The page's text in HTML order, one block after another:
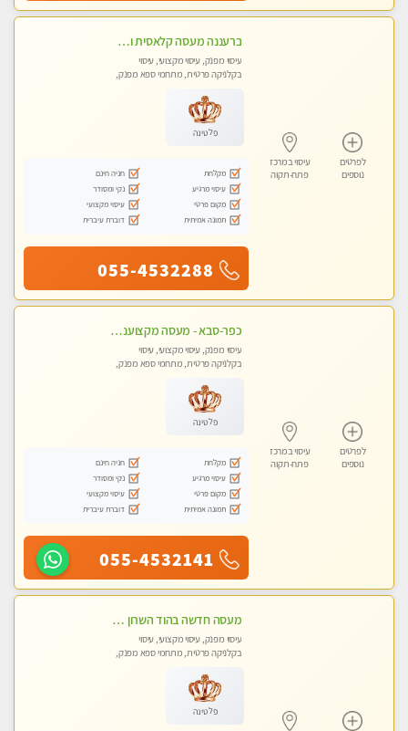
לפרטים
נוספים
עיסוי במרכז
פתח-תקוה
ברעננה מעסה קלאסית ומפנקת. highly recommended..new in the city
עיסוי מפנק, עיסוי מקצועי, עיסוי
בקלניקה פרטית, מתחמי ספא מפנק,
פלטינה
מקלחת
חניה חינם
עיסוי מרגיע
נקי ומסודר
מקום פרטי
עיסוי מקצועי
תמונה אמיתית
דוברת עיברית
055-4532288
לפרטים
נוספים
עיסוי במרכז
פתח-תקוה
כפר-סבא - מעסה מקצוענית אלופה-מומלץ לחלוטין!! מעסה מקצועית ואיכותית
עיסוי מפנק, עיסוי מקצועי, עיסוי
בקלניקה פרטית, מתחמי ספא מפנק,
פלטינה
מקלחת
חניה חינם
עיסוי מרגיע
נקי ומסודר
מקום פרטי
עיסוי מקצועי
תמונה אמיתית
דוברת עיברית
055-4532141
מעסה חדשה בהוד השרון ואיכותית לעיסוי מקצועי מרגיע ומפנק VIP-מומלץ לחלוטין! פרטי! ​​​​​​ Highly recommended ללא מין !
עיסוי מפנק, עיסוי מקצועי, עיסוי
בקלניקה פרטית, מתחמי ספא מפנק,
פלטינה